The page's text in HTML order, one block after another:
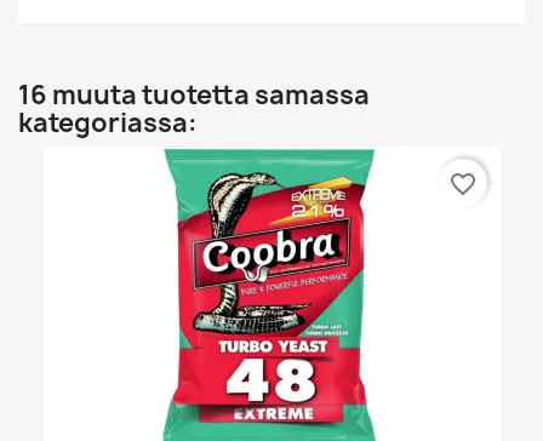
16 muuta tuotetta samassa
kategoriassa:
favorite_border